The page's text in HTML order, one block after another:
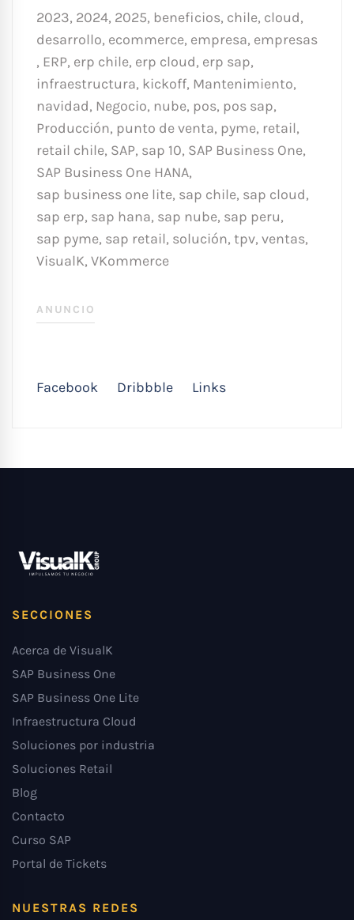
2023, 2024, 2025, beneficios, chile, cloud,
desarrollo, ecommerce, empresa, empresas
, ERP, erp chile, erp cloud, erp sap,
infraestructura, kickoff, Mantenimiento,
navidad, Negocio, nube, pos, pos sap,
Producción, punto de venta, pyme, retail,
retail chile, SAP, sap 10, SAP Business One,
SAP Business One HANA,
sap business one lite, sap chile, sap cloud,
sap erp, sap hana, sap nube, sap peru,
sap pyme, sap retail, solución, tpv, ventas,
VisualK, VKommerce
ANUNCIO
Facebook Dribbble Links
SECCIONES
Acerca de VisualK
SAP Business One
SAP Business One Lite
Infraestructura Cloud
Soluciones por industria
Soluciones Retail
Blog
Contacto
Curso SAP
Portal de Tickets
NUESTRAS REDES